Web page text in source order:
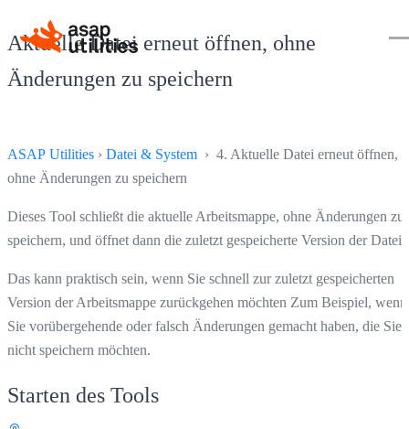
Aktuelle Datei erneut öffnen, ohne
Änderungen zu speichern
ASAP Utilities › Datei & System › 4. Aktuelle Datei erneut öffnen,
ohne Änderungen zu speichern
Dieses Tool schließt die aktuelle Arbeitsmappe, ohne Änderungen zu
speichern, und öffnet dann die zuletzt gespeicherte Version der Datei.
Das kann praktisch sein, wenn Sie schnell zur zuletzt gespeicherten
Version der Arbeitsmappe zurückgehen möchten Zum Beispiel, wenn
Sie vorübergehende oder falsch Änderungen gemacht haben, die Sie
nicht speichern möchten.
Starten des Tools